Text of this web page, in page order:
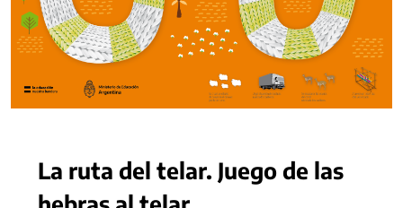
La ruta del telar. Juego de las